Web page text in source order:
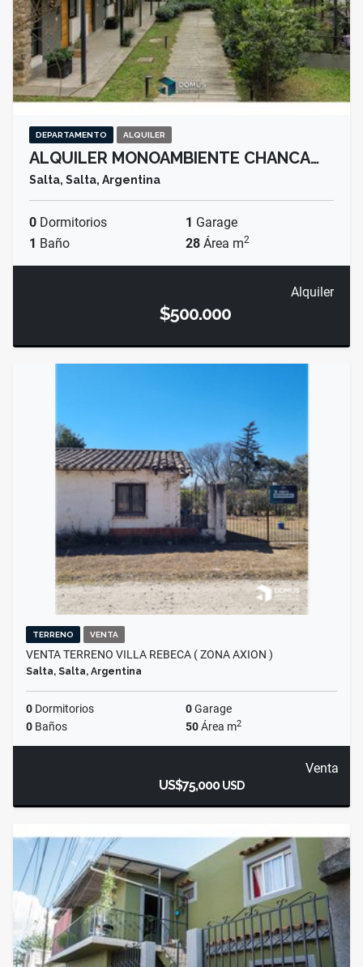
DEPARTAMENTO ALQUILER
ALQUILER MONOAMBIENTE CHANCA…
Salta, Salta, Argentina
0 Dormitorios 1 Garage
1 Baño 28 Área m2
Alquiler
$500.000
TERRENO VENTA
VENTA TERRENO VILLA REBECA ( ZONA AXION )
Salta, Salta, Argentina
0 Dormitorios 0Garage
0 Baños 50Área m2
Venta
US$75,000USD